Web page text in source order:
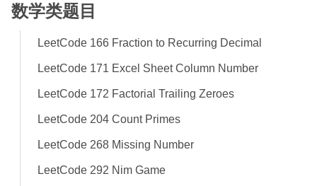
数学类题目
LeetCode 166 Fraction to Recurring Decimal
LeetCode 171 Excel Sheet Column Number
LeetCode 172 Factorial Trailing Zeroes
LeetCode 204 Count Primes
LeetCode 268 Missing Number
LeetCode 292 Nim Game